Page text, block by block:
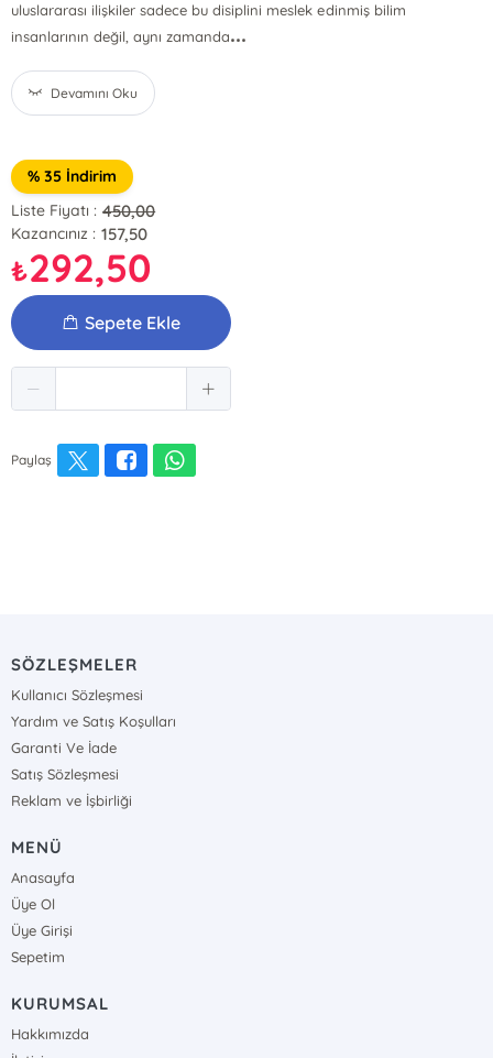
uluslararası ilişkiler sadece bu disiplini meslek edinmiş bilim
insanlarının değil, aynı zamanda...
Devamını Oku
% 35 İndirim
Liste Fiyatı : 450,00
Kazancınız : 157,50
₺292,50
Sepete Ekle
Paylaş
SÖZLEŞMELER
Kullanıcı Sözleşmesi
Yardım ve Satış Koşulları
Garanti Ve İade
Satış Sözleşmesi
Reklam ve İşbirliği
MENÜ
Anasayfa
Üye Ol
Üye Girişi
Sepetim
KURUMSAL
Hakkımızda